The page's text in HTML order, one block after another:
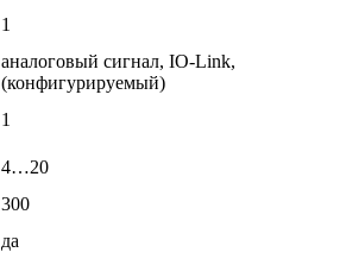
1
аналоговый сигнал, IO-Link,
(конфигурируемый)
1
4…20
300
да